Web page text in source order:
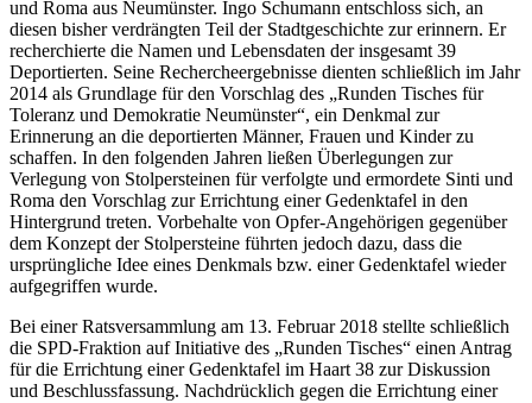
und Roma aus Neumünster. Ingo Schumann entschloss sich, an
diesen bisher verdrängten Teil der Stadtgeschichte zur erinnern. Er
recherchierte die Namen und Lebensdaten der insgesamt 39
Deportierten. Seine Rechercheergebnisse dienten schließlich im Jahr
2014 als Grundlage für den Vorschlag des „Runden Tisches für
Toleranz und Demokratie Neumünster“, ein Denkmal zur
Erinnerung an die deportierten Männer, Frauen und Kinder zu
schaffen. In den folgenden Jahren ließen Überlegungen zur
Verlegung von Stolpersteinen für verfolgte und ermordete Sinti und
Roma den Vorschlag zur Errichtung einer Gedenktafel in den
Hintergrund treten. Vorbehalte von Opfer-Angehörigen gegenüber
dem Konzept der Stolpersteine führten jedoch dazu, dass die
ursprüngliche Idee eines Denkmals bzw. einer Gedenktafel wieder
aufgegriffen wurde.
Bei einer Ratsversammlung am 13. Februar 2018 stellte schließlich
die SPD-Fraktion auf Initiative des „Runden Tisches“ einen Antrag
für die Errichtung einer Gedenktafel im Haart 38 zur Diskussion
und Beschlussfassung. Nachdrücklich gegen die Errichtung einer